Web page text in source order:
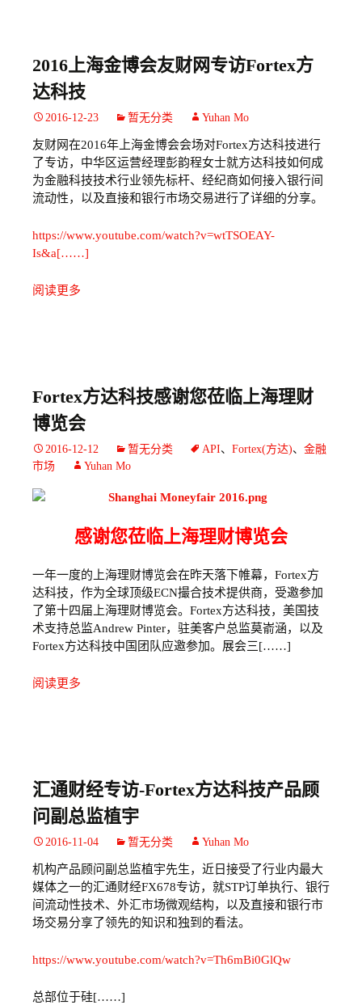
2016上海金博会友财网专访Fortex方
达科技
2016-12-23 暂无分类 Yuhan Mo
友财网在2016年上海金博会会场对Fortex方达科技进行
了专访，中华区运营经理彭韵程女士就方达科技如何成
为金融科技技术行业领先标杆、经纪商如何接入银行间
流动性，以及直接和银行市场交易进行了详细的分享。
https://www.youtube.com/watch?v=wtTSOEAY-
Is&a[……]
阅读更多
Fortex方达科技感谢您莅临上海理财
博览会
2016-12-12 暂无分类 API、 Fortex(方达)、 金融
市场
Yuhan Mo
感谢您莅临上海理财博览会
一年一度的上海理财博览会在昨天落下帷幕，Fortex方
达科技，作为全球顶级ECN撮合技术提供商，受邀参加
了第十四届上海理财博览会。Fortex方达科技，美国技
术支持总监Andrew Pinter，驻美客户总监莫嵛涵，以及
Fortex方达科技中国团队应邀参加。展会三[……]
阅读更多
汇通财经专访-Fortex方达科技产品顾
问副总监植宇
2016-11-04 暂无分类 Yuhan Mo
机构产品顾问副总监植宇先生，近日接受了行业内最大
媒体之一的汇通财经FX678专访，就STP订单执行、银行
间流动性技术、外汇市场微观结构，以及直接和银行市
场交易分享了领先的知识和独到的看法。
https://www.youtube.com/watch?v=Th6mBi0GlQw
总部位于硅[……]